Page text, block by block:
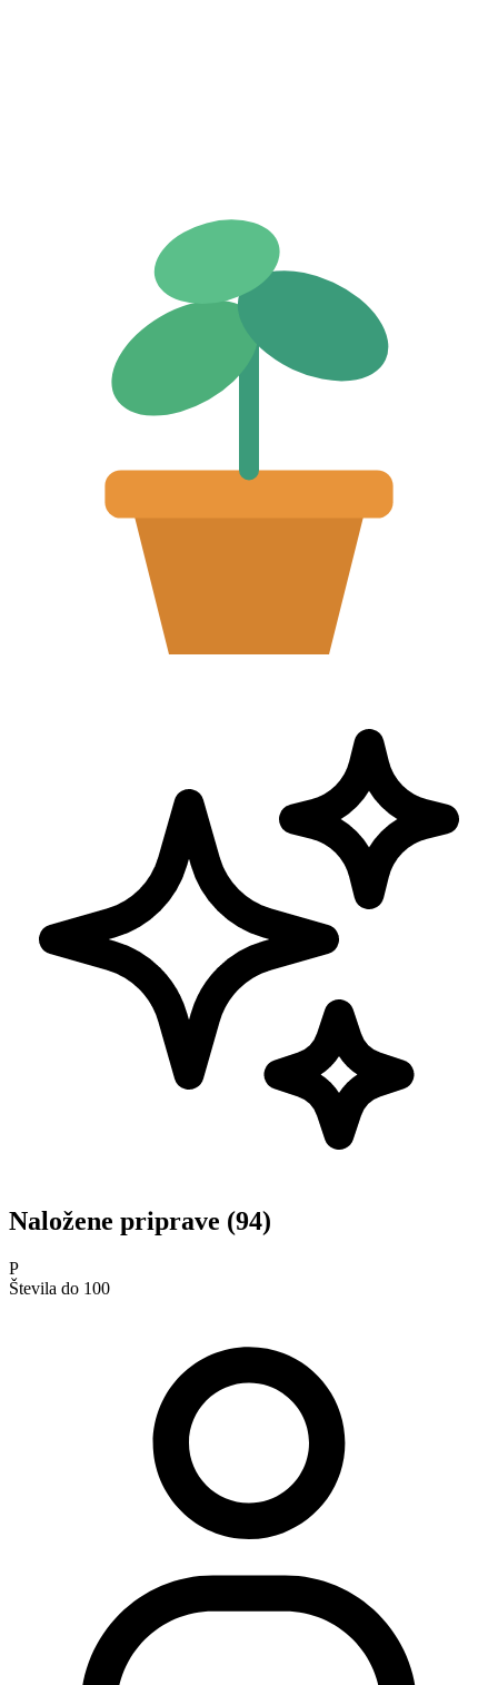
Naložene priprave (94)
P
Števila do 100